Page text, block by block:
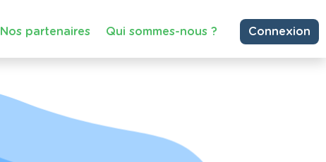
Nos partenaires Qui sommes-nous ? Connexion